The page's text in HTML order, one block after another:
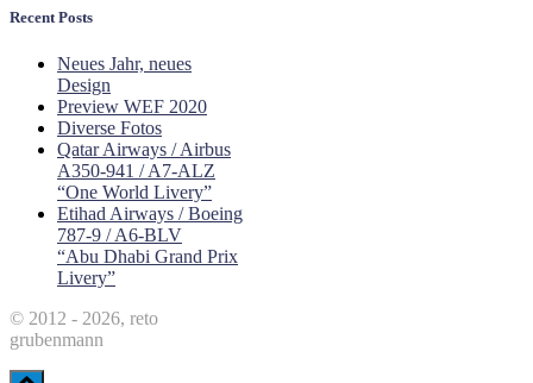
Recent Posts
Neues Jahr, neues
Design
Preview WEF 2020
Diverse Fotos
Qatar Airways / Airbus
A350-941 / A7-ALZ
“One World Livery”
Etihad Airways / Boeing
787-9 / A6-BLV
“Abu Dhabi Grand Prix
Livery”
© 2012 - 2026, reto
grubenmann